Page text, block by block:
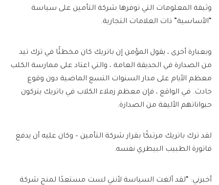
وثيقة المعلومات التي توفرها شركة التأمين على سياسة
“الأساسية” ذات العلامات التجارية.
وبعبارة أخرى ، يقول المؤمن إن باتريك كان مخطئًا في ترك تيد
من الصدارة في الحديقة العامة ، والتي اعتاد على ممارسة الكلب
معظم الأيام على مدار السنوات التسع الماضية دون وقوع
حادث. في الواقع ، فإن معظم زملاء الكلاب في باتريك يتركون
حيواناتهم الأليفة من الصدارة.
لقد ترك باتريك مرتبكًا بقرار شركة التأمين – وكان عليه أن يدفع
فاتورة الطبيب البيطري نفسه.
أخبرني: “لقد ألغت السياسة لأنني لست مستعدًا لمنح شركة